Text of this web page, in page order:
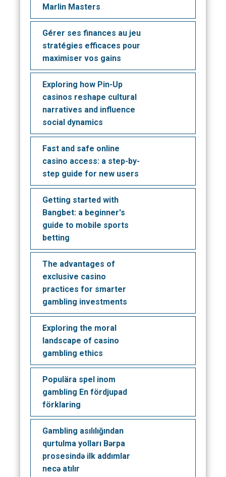
Marlin Masters
Gérer ses finances au jeu
stratégies efficaces pour
maximiser vos gains
Exploring how Pin-Up
casinos reshape cultural
narratives and influence
social dynamics
Fast and safe online
casino access: a step-by-
step guide for new users
Getting started with
Bangbet: a beginner's
guide to mobile sports
betting
The advantages of
exclusive casino
practices for smarter
gambling investments
Exploring the moral
landscape of casino
gambling ethics
Populära spel inom
gambling En fördjupad
förklaring
Gambling asılılığından
qurtulma yolları Bərpa
prosesində ilk addımlar
necə atılır